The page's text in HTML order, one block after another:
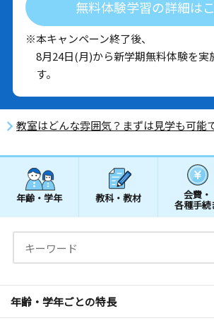
無料体験学習の詳細は
※本キャンペーン終了後、
8月24日(月)から新学期無料体験を実
す。
教室はどんな雰囲気？まずは見学も可能
年齢・学年 教科・教材 会費・
各種手続
年齢・学年ごとの特長